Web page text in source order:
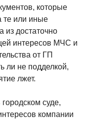
которые
те или иные
из достаточно
интересов МЧС и
от ГП
ли не подделкой,
лжет.
суде,
компании